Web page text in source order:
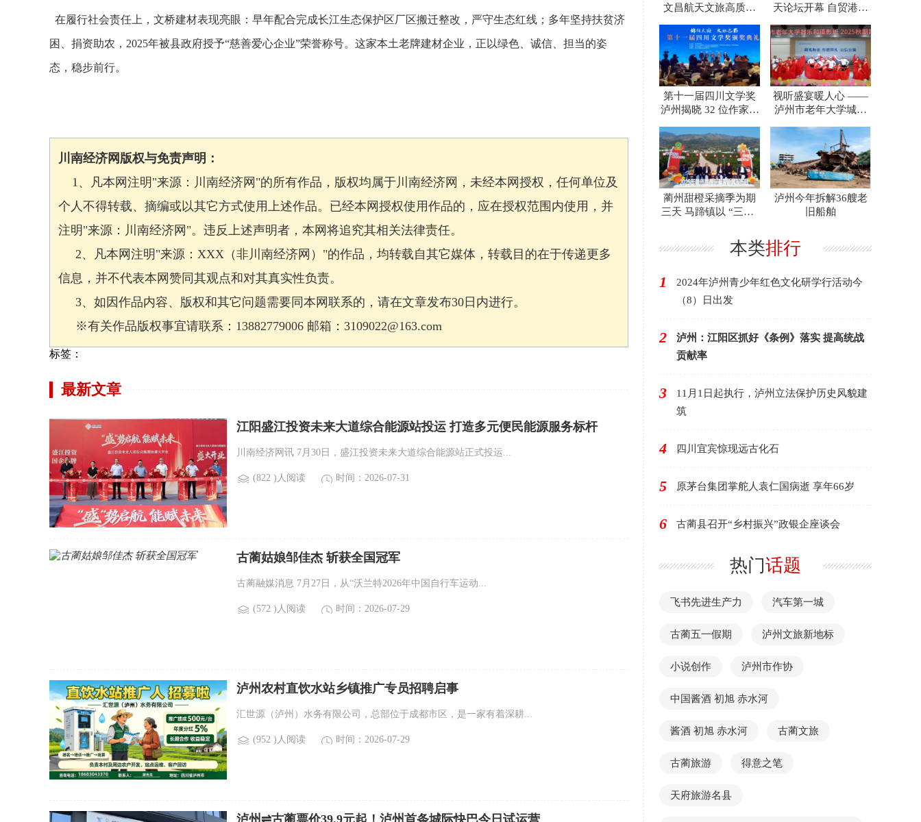
在履行社会责任上，文桥建材表现亮眼：早年配合完成长江生态保护区厂区搬迁整改，严守生态红线；多年坚持扶贫济
困、捐资助农，2025年被县政府授予“慈善爱心企业”荣誉称号。这家本土老牌建材企业，正以绿色、诚信、担当的姿
态，稳步前行。
川南经济网版权与免责声明：
1、凡本网注明"来源：川南经济网"的所有作品，版权均属于川南经济网，未经本网授权，任何单位及
个人不得转载、摘编或以其它方式使用上述作品。已经本网授权使用作品的，应在授权范围内使用，并
注明"来源：川南经济网"。违反上述声明者，本网将追究其相关法律责任。
2、凡本网注明"来源：XXX（非川南经济网）"的作品，均转载自其它媒体，转载目的在于传递更多
信息，并不代表本网赞同其观点和对其真实性负责。
3、如因作品内容、版权和其它问题需要同本网联系的，请在文章发布30日内进行。
※有关作品版权事宜请联系：13882779006 邮箱：3109022@163.com
标签：
最新文章
江阳盛江投资未来大道综合能源站投运 打造多元便民能源服务标杆
川南经济网讯 7月30日，盛江投资未来大道综合能源站正式投运...
(822 )人阅读 时间：2026-07-31
古蔺姑娘邹佳杰 斩获全国冠军
古蔺融媒消息 7月27日，从“沃兰特2026年中国自行车运动...
(572 )人阅读 时间：2026-07-29
泸州农村直饮水站乡镇推广专员招聘启事
汇世源（泸州）水务有限公司，总部位于成都市区，是一家有着深耕...
(952 )人阅读 时间：2026-07-29
泸州⇌古蔺票价39.9元起！泸州首条城际快巴今日试运营
文昌航天文旅高质量
天论坛开幕 自贸港封
第十一届四川文学奖
泸州揭晓 32 位作家斩
视听盛宴暖人心 ——
泸州市老年大学城西
蔺州甜橙采摘季为期
三天 马蹄镇以 “三色”
泸州今年拆解36艘老
旧船舶
本类排行
1
2024年泸州青少年红色文化研学行活动今
（8）日出发
2
泸州：江阳区抓好《条例》落实 提高统战
贡献率
3
11月1日起执行，泸州立法保护历史风貌建
筑
4 四川宜宾惊现远古化石
5 原茅台集团掌舵人袁仁国病逝 享年66岁
6 古蔺县召开“乡村振兴”政银企座谈会
热门话题
飞书先进生产力 汽车第一城
古蔺五一假期 泸州文旅新地标
小说创作 泸州市作协
中国酱酒 初旭 赤水河
酱酒 初旭 赤水河 古蔺文旅
古蔺旅游 得意之笔
天府旅游名县